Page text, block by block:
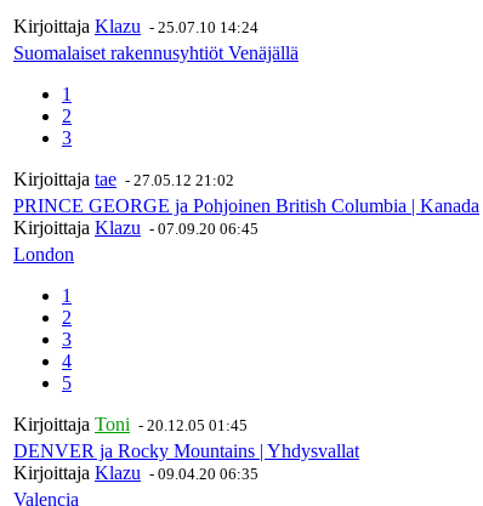
Kirjoittaja Klazu - 25.07.10 14:24
Suomalaiset rakennusyhtiöt Venäjällä
1
2
3
Kirjoittaja tae - 27.05.12 21:02
PRINCE GEORGE ja Pohjoinen British Columbia | Kanada
Kirjoittaja Klazu - 07.09.20 06:45
London
1
2
3
4
5
Kirjoittaja Toni - 20.12.05 01:45
DENVER ja Rocky Mountains | Yhdysvallat
Kirjoittaja Klazu - 09.04.20 06:35
Valencia